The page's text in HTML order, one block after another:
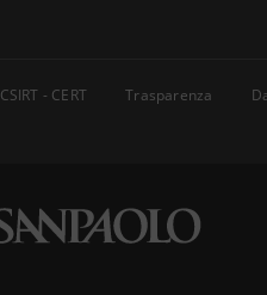
CSIRT - CERT Trasparenza